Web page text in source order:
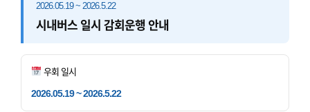
2026.05.19 ~ 2026.5.22
시내버스 일시 감회운행 안내
우회 일시
2026.05.19 ~ 2026.5.22